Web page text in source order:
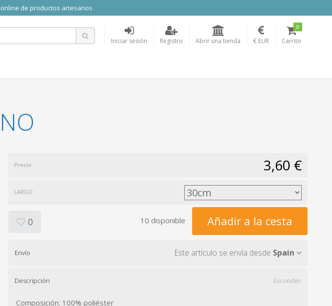
de productos artesanos
Iniciar sesión Registro Abrir una tienda € EUR Carrito
0
Precio 3,60 €
LARGO
0 10 disponible Añadir a la cesta
Envío Este artículo se envía desde Spain
Descripción Esconder
Composición: 100% poliéster